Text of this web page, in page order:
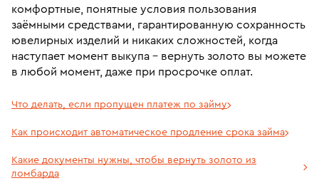
комфортные, понятные условия пользования
заёмными средствами, гарантированную сохранность
ювелирных изделий и никаких сложностей, когда
наступает момент выкупа – вернуть золото вы можете
в любой момент, даже при просрочке оплат.
Что делать, если пропущен платеж по займу
Как происходит автоматическое продление срока займа
Какие документы нужны, чтобы вернуть золото из
ломбарда